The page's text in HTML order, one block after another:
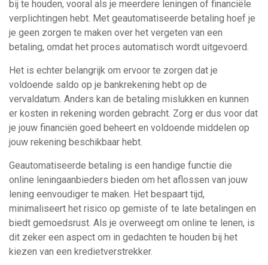
bij te houden, vooral als je meerdere leningen of financiële
verplichtingen hebt. Met geautomatiseerde betaling hoef je
je geen zorgen te maken over het vergeten van een
betaling, omdat het proces automatisch wordt uitgevoerd.
Het is echter belangrijk om ervoor te zorgen dat je
voldoende saldo op je bankrekening hebt op de
vervaldatum. Anders kan de betaling mislukken en kunnen
er kosten in rekening worden gebracht. Zorg er dus voor dat
je jouw financiën goed beheert en voldoende middelen op
jouw rekening beschikbaar hebt.
Geautomatiseerde betaling is een handige functie die
online leningaanbieders bieden om het aflossen van jouw
lening eenvoudiger te maken. Het bespaart tijd,
minimaliseert het risico op gemiste of te late betalingen en
biedt gemoedsrust. Als je overweegt om online te lenen, is
dit zeker een aspect om in gedachten te houden bij het
kiezen van een kredietverstrekker.